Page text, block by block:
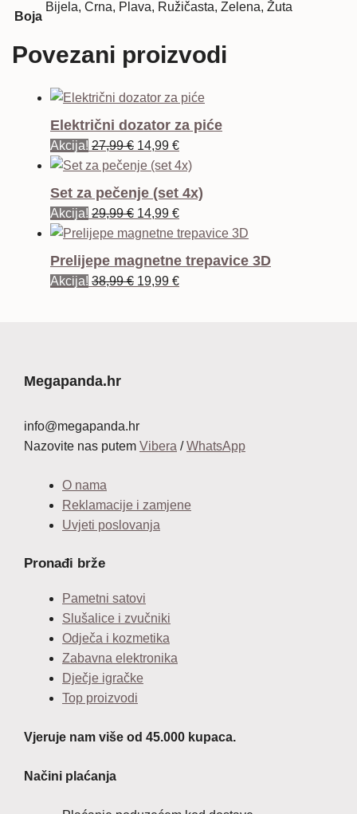
Boja
Bijela, Crna, Plava, Ružičasta, Zelena, Žuta
Povezani proizvodi
Električni dozator za piće
Akcija! 27,99€ Izvorna
cijena
bila
je:
14,99 €Trenutna
cijena
14,99 €.
Set za pečenje (set 4x)
Akcija! 29,99€ Izvorna
cijena
je:
14,99 €Trenutna
cijena
14,99 €.
Prelijepe magnetne trepavice 3D
Akcija! 38,99€ Izvorna
19,99 €Trenutna
Megapanda.hr
info@megapanda.hr
Nazovite nas putem Vibera /WhatsApp
O nama
Reklamacije i zamjene
Uvjeti poslovanja
Pronađi brže
Pametni satovi
Slušalice i zvučniki
Odječa i kozmetika
Zabavna elektronika
Dječje igračke
Top proizvodi
Vjeruje nam više od 45.000 kupaca.
Načini plaćanja